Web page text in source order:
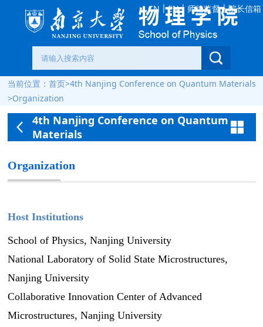
CN |EN| 师德监督|院长信箱
当前位置： 首页>4th Nanjing Conference on Quantum Materials
>Organization
4th Nanjing Conference on Quantum
Materials
Organization
Host Institutions
School of Physics, Nanjing University
National Laboratory of Solid State Microstructures,
Nanjing University
Collaborative Innovation Center of Advanced
Microstructures, Nanjing University